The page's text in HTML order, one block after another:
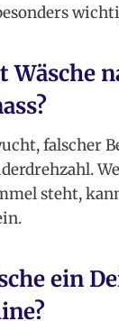
Wäsche
falscher
steht,
ein